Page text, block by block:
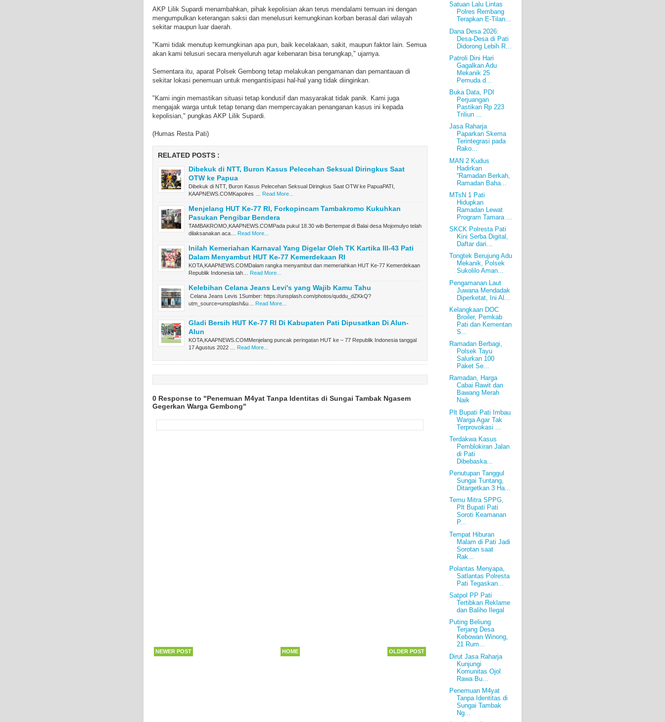
AKP Lilik Supardi menambahkan, pihak kepolisian akan terus mendalami temuan ini dengan
mengumpulkan keterangan saksi dan menelusuri kemungkinan korban berasal dari wilayah
sekitar maupun luar daerah.
"Kami tidak menutup kemungkinan apa pun, baik kecelakaan, sakit, maupun faktor lain. Semua
akan kami telusuri secara menyeluruh agar kebenaran bisa terungkap," ujarnya.
Sementara itu, aparat Polsek Gembong tetap melakukan pengamanan dan pemantauan di
sekitar lokasi penemuan untuk mengantisipasi hal-hal yang tidak diinginkan.
"Kami ingin memastikan situasi tetap kondusif dan masyarakat tidak panik. Kami juga
mengajak warga untuk tetap tenang dan mempercayakan penanganan kasus ini kepada
kepolisian," pungkas AKP Lilik Supardi.
(Humas Resta Pati)
RELATED POSTS :
Dibekuk di NTT, Buron Kasus Pelecehan Seksual Diringkus Saat
OTW ke Papua
Dibekuk di NTT, Buron Kasus Pelecehan Seksual Diringkus Saat OTW ke PapuaPATI,
KAAPNEWS.COMKapolres …
Read More...
Menjelang HUT Ke-77 RI, Forkopincam Tambakromo Kukuhkan
Pasukan Pengibar Bendera
TAMBAKROMO,KAAPNEWS.COMPada pukul 18.30 wib Bertempat di Balai desa Mojomulyo telah
dilaksanakan aca…
Read More...
Inilah Kemeriahan Karnaval Yang Digelar Oleh TK Kartika III-43 Pati
Dalam Menyambut HUT Ke-77 Kemerdekaan RI
KOTA,KAAPNEWS.COMDalam rangka menyambut dan memeriahkan HUT Ke-77 Kemerdekaan
Republik Indonesia tah…
Read More...
Kelebihan Celana Jeans Levi's yang Wajib Kamu Tahu
Celana Jeans Levis 1Sumber: https://unsplash.com/photos/quddu_dZKkQ?
utm_source=unsplash&u… Read More...
Gladi Bersih HUT Ke-77 RI Di Kabupaten Pati Dipusatkan Di Alun-
Alun
KOTA,KAAPNEWS.COMMenjelang puncak peringatan HUT ke – 77 Republik Indonesia tanggal
17 Agustus 2022 …
Read More...
0 Response to "Penemuan M4yat Tanpa Identitas di Sungai Tambak Ngasem
Gegerkan Warga Gembong"
NEWER POST OLDER POST
HOME
Satuan Lalu Lintas
Polres Rembang
Terapkan E-Tilan...
Dana Desa 2026:
Desa-Desa di Pati
Didorong Lebih R...
Patroli Dini Hari
Gagalkan Adu
Mekanik 25
Pemuda d...
Buka Data, PDI
Perjuangan
Pastikan Rp 223
Triliun ...
Jasa Raharja
Paparkan Skema
Terintegrasi pada
Rako...
MAN 2 Kudus
Hadirkan
“Ramadan Berkah,
Ramadan Baha...
MTsN 1 Pati
Hidupkan
Ramadan Lewat
Program Tamara ...
SKCK Polresta Pati
Kini Serba Digital,
Daftar dari...
Tongtek Berujung Adu
Mekanik, Polsek
Sukolilo Aman...
Pengamanan Laut
Juwana Mendadak
Diperketat, Ini Al...
Kelangkaan DOC
Broiler, Pemkab
Pati dan Kementan
S...
Ramadan Berbagi,
Polsek Tayu
Salurkan 100
Paket Se...
Ramadan, Harga
Cabai Rawit dan
Bawang Merah
Naik
Plt Bupati Pati Imbau
Warga Agar Tak
Terprovokasi ...
Terdakwa Kasus
Pemblokiran Jalan
di Pati
Dibebaska...
Penutupan Tanggul
Sungai Tuntang,
Ditargetkan 3 Ha...
Temu Mitra SPPG,
Plt Bupati Pati
Soroti Keamanan
P...
Tempat Hiburan
Malam di Pati Jadi
Sorotan saat
Rak...
Polantas Menyapa,
Satlantas Polresta
Pati Tegaskan...
Satpol PP Pati
Tertibkan Reklame
dan Baliho Ilegal
Puting Beliung
Terjang Desa
Kebowan Winong,
21 Rum...
Dirut Jasa Raharja
Kunjungi
Komunitas Ojol
Rawa Bu...
Penemuan M4yat
Tanpa Identitas di
Sungai Tambak
Ng...